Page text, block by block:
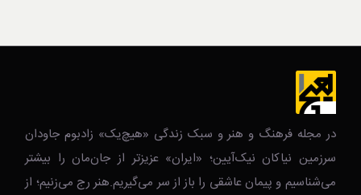
در مجله فرهنگ و هنر و سبک زندگی‌ «هیچ‌یک» زادبوم جاودان
سرزمین نیاکان نیک‌‌‌آیین؛ «ایران» عزیزتر از جان‌مان را بیشتر
می‌شناسیم و پیمان عاشقی را باز از سر می‌گیریم.هنر رج می‌زنیم؛ از